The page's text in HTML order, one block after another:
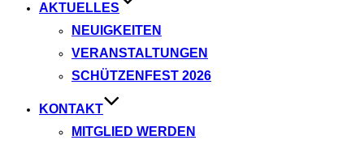
AKTUELLES
NEUIGKEITEN
VERANSTALTUNGEN
SCHÜTZENFEST 2026
KONTAKT
MITGLIED WERDEN